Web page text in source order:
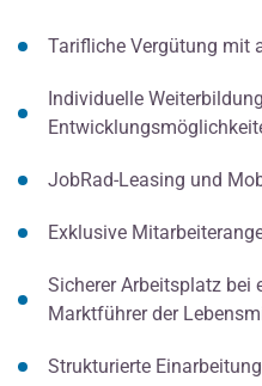
Tarifliche Vergütung mit
Individuelle
JobRad-Leasing und
Exklusive
Sicherer Arbeitsplatz bei
Marktführer der
Strukturierte